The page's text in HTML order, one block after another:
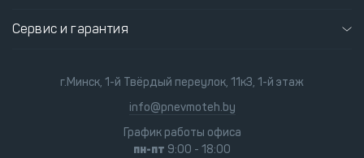
Сервис и гарантия
г.Минск, 1-й Твёрдый переулок, 11к3, 1-й этаж
info@pnevmoteh.by
График работы офиса
пн-пт 9:00 - 18:00